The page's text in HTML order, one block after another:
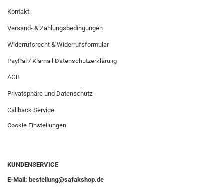
Kontakt
Versand- & Zahlungsbedingungen
Widerrufsrecht & Widerrufsformular
PayPal / Klarna l Datenschutzerklärung
AGB
Privatsphäre und Datenschutz
Callback Service
Cookie Einstellungen
KUNDENSERVICE
E-Mail: bestellung@safakshop.de